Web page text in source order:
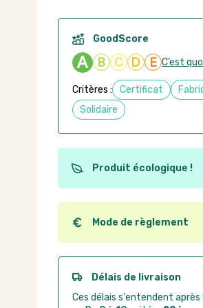
GoodScore
A B C D E C’est
Critères : Certificat
Solidaire
Produit écologique !
Ce produit est éco-conçu, il
recyclables. Ces produits
utilisation. L'origine de
Mode de règlement
Quel que soit le mode de
Good Act.
Paiement CB :paiement
Virement bancaire :
Délais de livraison
Ces délais s'entendent